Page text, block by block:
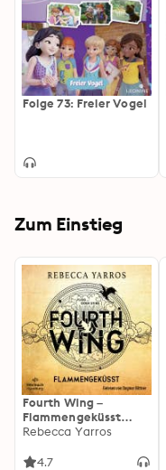
Folge 73: Freier Vogel
Zum Einstieg
Fourth Wing –
Flammengeküsst
(Flammengeküsst-
Rebecca Yarros
4.7